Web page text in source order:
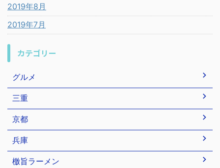
2019年8月
2019年7月
カテゴリー
グルメ
三重
京都
兵庫
檄旨ラーメン